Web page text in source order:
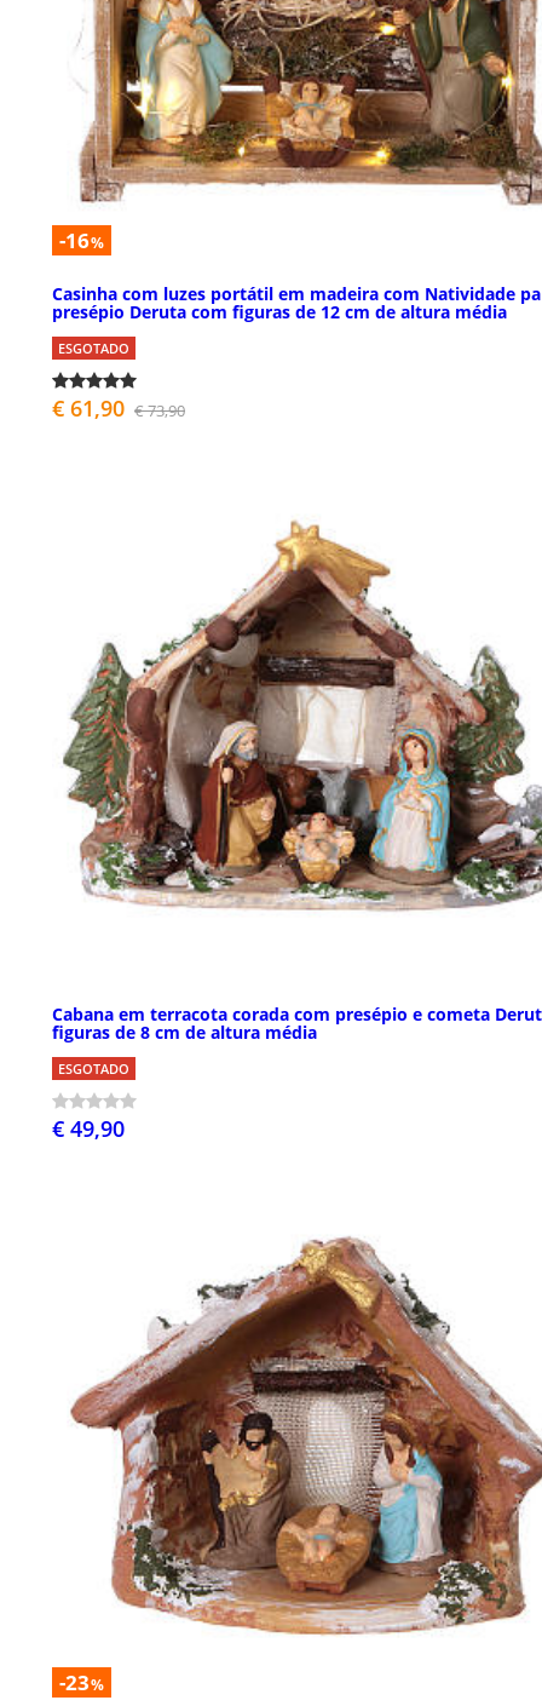
-16%
Casinha com luzes portátil em madeira com Natividade
presépio Deruta com figuras de 12 cm de altura média
ESGOTADO
€ 61,90 € 73,90
Cabana em terracota corada com presépio e cometa
figuras de 8 cm de altura média
ESGOTADO
€ 49,90
-23%